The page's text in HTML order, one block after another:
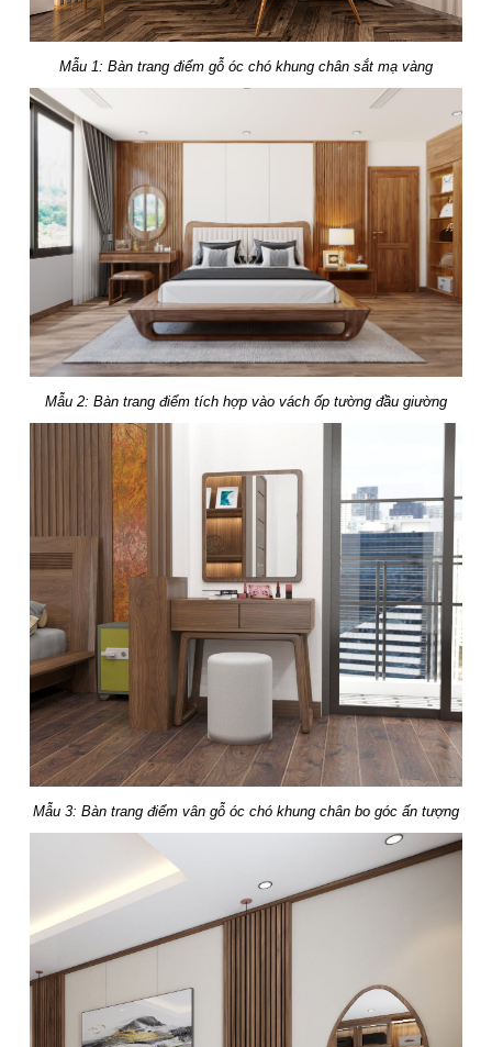
Mẫu 1: Bàn trang điểm gỗ óc chó khung chân sắt mạ vàng
Mẫu 2: Bàn trang điểm tích hợp vào vách ốp tường đầu giường
Mẫu 3: Bàn trang điểm vân gỗ óc chó khung chân bo góc ấn tượng